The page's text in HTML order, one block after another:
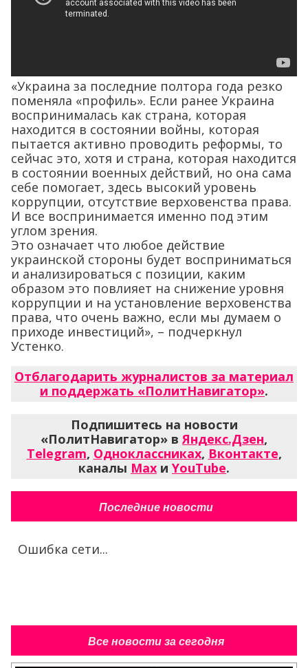
«Украина за последние полтора года резко
поменяла «профиль». Если ранее Украина
воспринималась как страна, которая
находится в состоянии войны, которая
пытается активно проводить реформы, то
сейчас это, хотя и страна, которая находится
в состоянии военных действий, но она сама
себе помогает, здесь высокий уровень
коррупции, отсутствие верховенства права.
И все воспринимается именно под этим
углом зрения.
Это означает что любое действие
украинской стороны будет восприниматься
и анализироваться с позиции, каким
образом это повлияет на снижение уровня
коррупции и на установление верховенства
права, что очень важно, если мы думаем о
приходе инвестиций», – подчеркнул
Устенко.
Отблагодарить журналистов за материал
и поддержать «ПолитНавигатор».
Подпишитесь на новости
«ПолитНавигатор» вЯндекс.Дзен,
Telegram, Одноклассниках, Вконтакте,
каналы Max и YouTube.
Последние новости
Ошибка сети...
Все новости за сегодня